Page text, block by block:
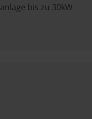
bis zu 30kW